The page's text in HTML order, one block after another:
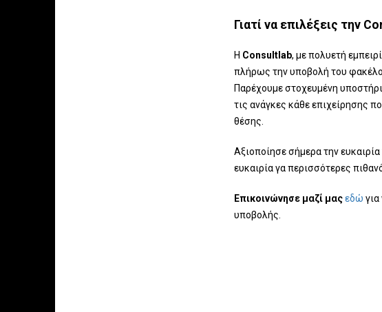
Γιατί να επιλέξεις την
Η Consultlab, με πολυετή
πλήρως την υποβολή του
Παρέχουμε στοχευμένη
τις ανάγκες κάθε επιχείρησης
θέσης.
Αξιοποίησε σήμερα την ευκαιρία
ευκαιρία γα περισσότερες
Επικοινώνησε μαζί μαςεδώ
υποβολής.